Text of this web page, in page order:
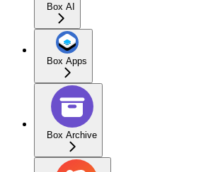
Box AI
Box Apps
Box Archive